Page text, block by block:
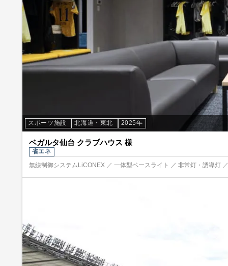
スポーツ施設 北海道・東北 2025年
ベガルタ仙台 クラブハウス 様
省エネ
無線制御システムLiCONEX ／ 一体型ベースライト ／ 非常灯・誘導灯